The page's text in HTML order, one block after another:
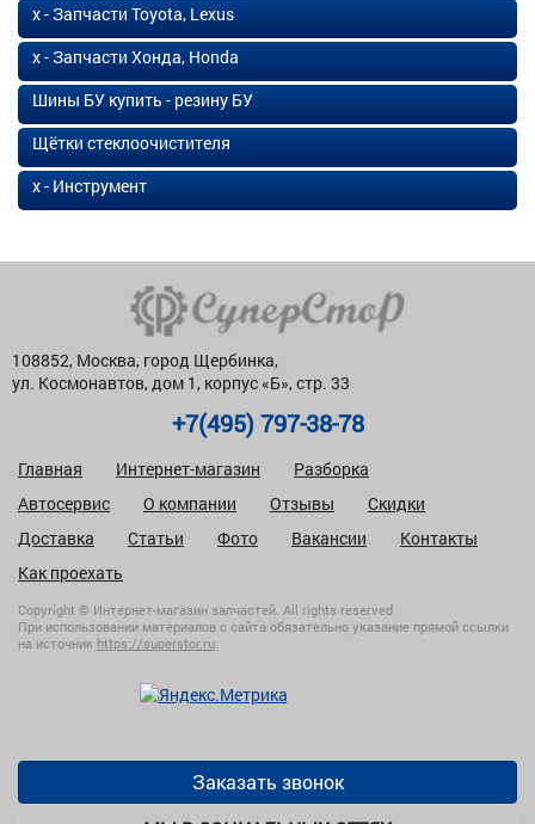
х - Запчасти Toyota, Lexus
х - Запчасти Хонда, Honda
Шины БУ купить - резину БУ
Щётки стеклоочистителя
х - Инструмент
108852, Москва, город Щербинка,
ул. Космонавтов, дом 1, корпус «Б», стр. 33
+7(495) 797-38-78
Главная Интернет-магазин
Разборка
Автосервис
О компании Отзывы
Скидки
Доставка
Статьи Фото Вакансии
Контакты
Как проехать
Copyright © Интернет-магазин запчастей. All rights reserved
При использовании материалов с сайта обязательно указание прямой ссылки
на источник https://superstor.ru.
Заказать звонок